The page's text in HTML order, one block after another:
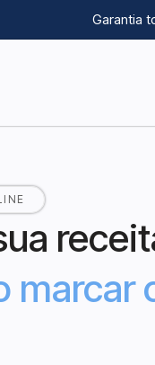
Garantia
marcar